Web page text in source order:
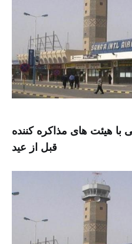
با هیئت های مذاکره کننده
قبل از عید